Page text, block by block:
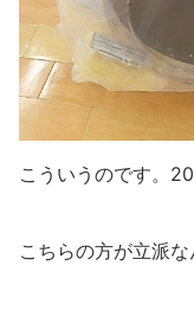
こういうのです。
こちらの方が立派な